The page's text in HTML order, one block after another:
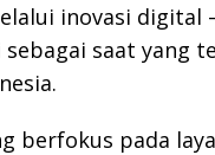
inovasi digital
saat yang
berfokus pada